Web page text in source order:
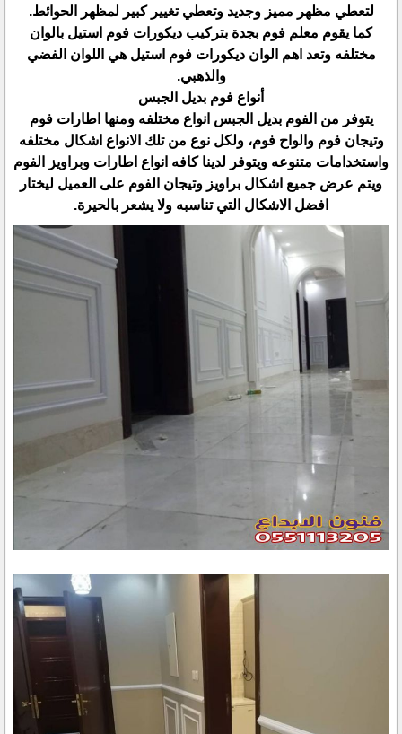
لتعطي مظهر مميز وجديد وتعطي تغيير كبير لمظهر الحوائط.
كما يقوم معلم فوم بجدة بتركيب ديكورات فوم استيل بالوان
مختلفه وتعد اهم الوان ديكورات فوم استيل هي اللوان الفضي
والذهبي.
أنواع فوم بديل الجبس
يتوفر من الفوم بديل الجبس انواع مختلفه ومنها اطارات فوم
وتيجان فوم والواح فوم، ولكل نوع من تلك الانواع اشكال مختلفه
واستخدامات متنوعه ويتوفر لدينا كافه انواع اطارات وبراويز الفوم
ويتم عرض جميع اشكال براويز وتيجان الفوم على العميل ليختار
افضل الاشكال التي تناسبه ولا يشعر بالحيرة.